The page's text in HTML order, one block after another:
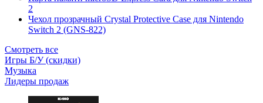
2
Чехол прозрачный Crystal Protective Case для Nintendo
Switch 2 (GNS-822)
Смотреть все
Игры Б/У (скидки)
Музыка
Лидеры продаж